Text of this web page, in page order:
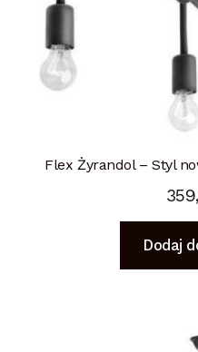
Flex Żyrandol – Styl
Dodaj